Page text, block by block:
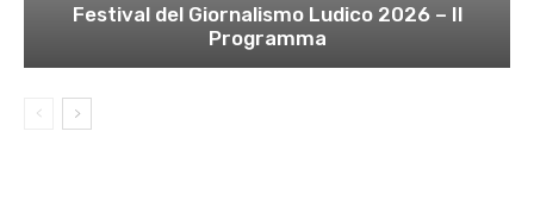
Festival del Giornalismo Ludico 2026 – Il
Programma